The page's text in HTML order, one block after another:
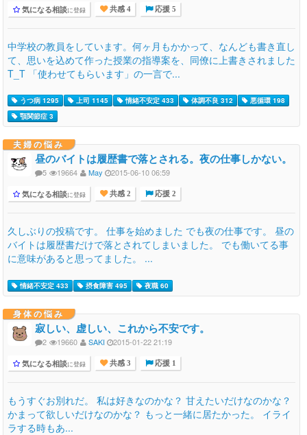
気になる相談に登録 共感 4 応援 5
中学校の教員をしています。何ヶ月もかかって、なんども書き直し
て、思いを込めて作った授業の指導案を、同僚に上書きされました
T_T 「使わせてもらいます」の一言で...
うつ病 1295 上司 1145 情緒不安定 433 体調不良 312
悪循環 198
顎関節症 3
夫婦の悩み
昼のバイトは履歴書で落とされる。夜の仕事しかない。
5 19664 May 2015-06-10 06:59
気になる相談に登録 共感 2 応援 2
久しぶりの投稿です。 仕事を始めました でも夜の仕事です。 昼の
バイトは履歴書だけで落とされてしまいました。 でも働いてる事
に意味があると思ってました。 ...
情緒不安定 433 摂食障害 495 夜職 60
身体の悩み
寂しい、虚しい、これから不安です。
2 19660 SAKI 2015-01-22 21:19
気になる相談に登録 共感 3 応援 1
もうすぐお別れだ。 私は好きなのかな？ 甘えたいだけなのかな？
かまって欲しいだけなのかな？ もっと一緒に居たかった。 イライ
ラする時もあ...